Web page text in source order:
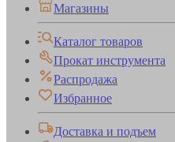
Магазины
Каталог товаров
Прокат инструмента
Распродажа
Избранное
Доставка и подъем